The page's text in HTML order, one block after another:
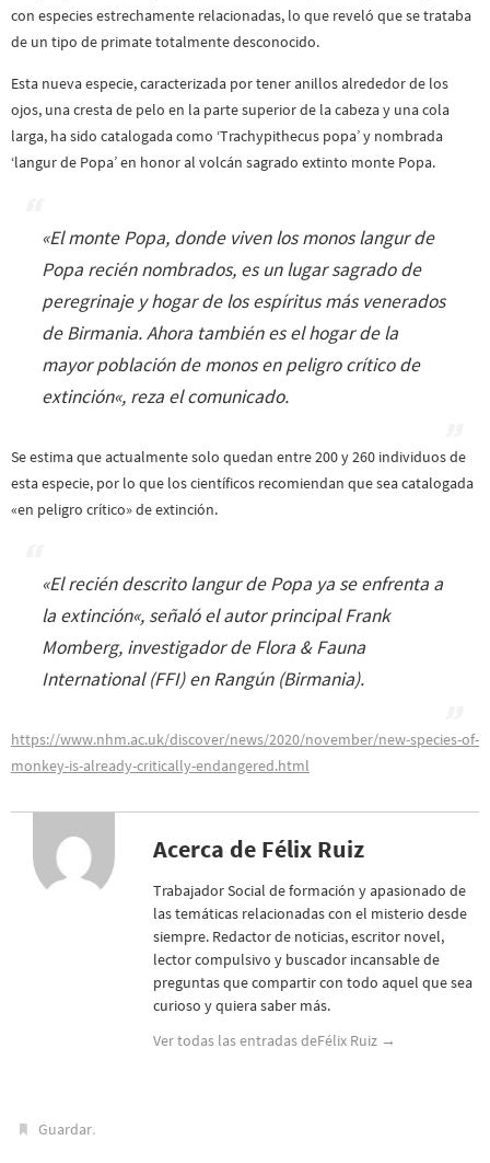
con especies estrechamente relacionadas, lo que reveló que se trataba
de un tipo de primate totalmente desconocido.
Esta nueva especie, caracterizada por tener anillos alrededor de los
ojos, una cresta de pelo en la parte superior de la cabeza y una cola
larga, ha sido catalogada como ‘Trachypithecus popa’ y nombrada
‘langur de Popa’ en honor al volcán sagrado extinto monte Popa.
«El monte Popa, donde viven los monos langur de
Popa recién nombrados, es un lugar sagrado de
peregrinaje y hogar de los espíritus más venerados
de Birmania. Ahora también es el hogar de la
mayor población de monos en peligro crítico de
extinción«, reza el comunicado.
Se estima que actualmente solo quedan entre 200 y 260 individuos de
esta especie, por lo que los científicos recomiendan que sea catalogada
«en peligro crítico» de extinción.
«El recién descrito langur de Popa ya se enfrenta a
la extinción«, señaló el autor principal Frank
Momberg, investigador de Flora & Fauna
International (FFI) en Rangún (Birmania).
https://www.nhm.ac.uk/discover/news/2020/november/new-species-of-
monkey-is-already-critically-endangered.html
Acerca de Félix Ruiz
Trabajador Social de formación y apasionado de
las temáticas relacionadas con el misterio desde
siempre. Redactor de noticias, escritor novel,
lector compulsivo y buscador incansable de
preguntas que compartir con todo aquel que sea
curioso y quiera saber más.
Ver todas las entradas deFélix Ruiz →
Guardar.